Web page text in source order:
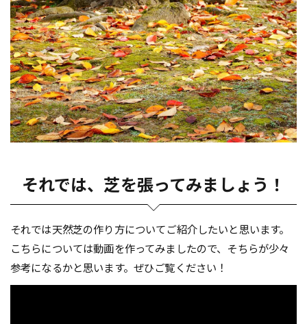
それでは、芝を張ってみましょう！
それでは天然芝の作り方についてご紹介したいと思います。
こちらについては動画を作ってみましたので、そちらが少々
参考になるかと思います。ぜひご覧ください！